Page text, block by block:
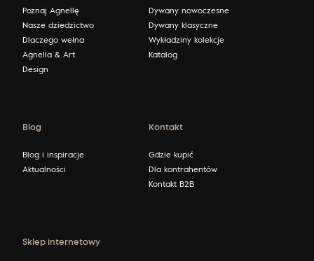
Poznaj Agnellę
Nasze dziedzictwo
Dlaczego wełna
Agnella & Art
Design
Dywany nowoczesne
Dywany klasyczne
Wykładziny kolekcje
Katalog
Blog
Blog i inspiracje
Aktualności
Kontakt
Gdzie kupić
Dla kontrahentów
Kontakt B2B
Sklep internetowy